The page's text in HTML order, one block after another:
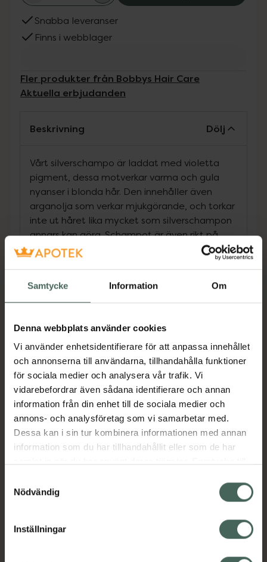
Samtycke Information Om
Denna webbplats använder cookies
Vi använder enhetsidentifierare för att anpassa innehållet
och annonserna till användarna, tillhandahålla funktioner
för sociala medier och analysera vår trafik. Vi
vidarebefordrar även sådana identifierare och annan
information från din enhet till de sociala medier och
annons- och analysföretag som vi samarbetar med.
Dessa kan i sin tur kombinera informationen med annan
information som du har tillhandahållit eller som de har
återkalla ditt samtycke via webbplatsens
cookieinställningar. Ett återkallat samtycke påverkar inte
lagligheten av behandling som skett innan återkallelsen.
Nödvändig
Inställningar
Snabba leveranser
Finns i webblager
Fler produkter från Bobbys Hair Care
Aktuella erbjudanden
Beskrivning Dölj
Vårt silverschampo är laddat med violetta
pigment, dessa motverkar varma och gula
nyanser i blonda hår. Den innehåller även
arganolja som verkar mjukgörande, och torkar
inte ut håret lika mycket som silverschampon
annars kan göra. Schampot är även rikt på
antioxidanter och solrosextrakt som
bibehåller din hårfärg genom att skydda mot
utmärkt och du har ett blont hår som du vill
ska vara i en kall nyans, det passar dig som
med extra mycket pigment i – då har du
hittat rätt! Med detta silverschampo kan du
säga farväl till gula och dassiga hår, för denna
kommer att ge dig ett kallare hår – och en hel
del lyster på köpet!
Jämförpris
0,88 kr/
EAN:07350104620288
Kategorier:
Visa